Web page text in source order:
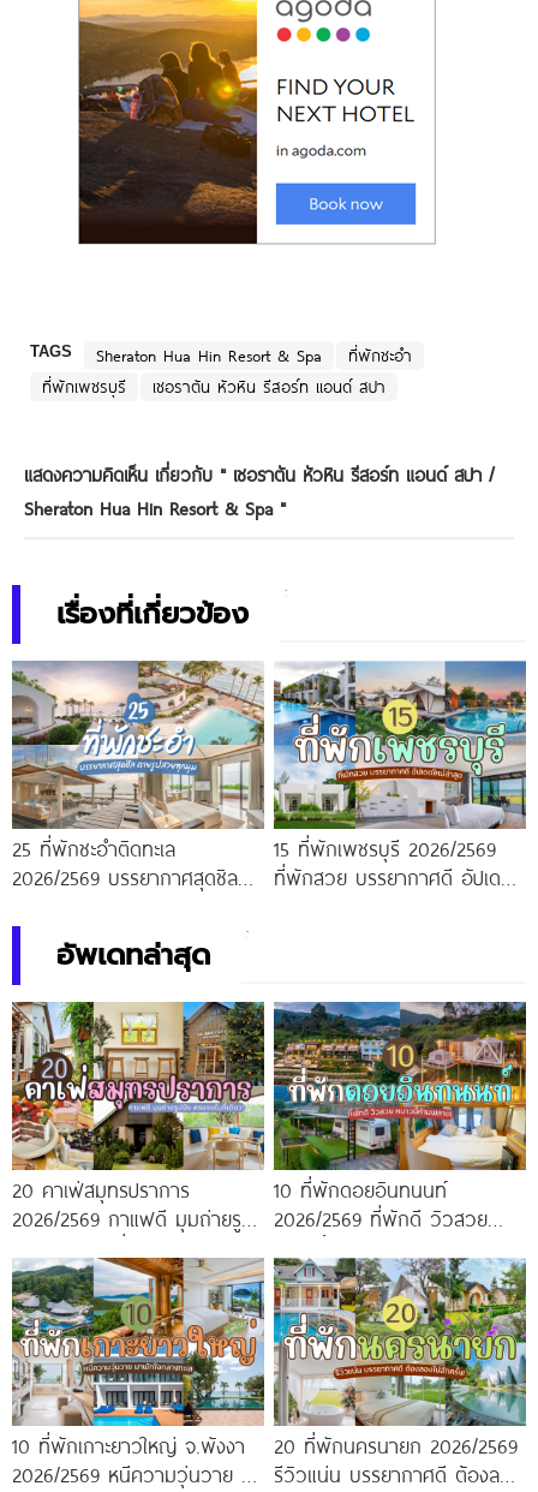
TAGS Sheraton Hua Hin Resort & Spa
ที่พักชะอำ
ที่พักเพชรบุรี
เชอราตัน หัวหิน รีสอร์ท แอนด์ สปา
แสดงความคิดเห็น เกี่ยวกับ " เชอราตัน หัวหิน รีสอร์ท แอนด์ สปา /
Sheraton Hua Hin Resort & Spa"
เรื่องที่เกี่ยวข้อง
25 ที่พักชะอำติดทะเล
2026/2569 บรรยากาศสุดชิล
15 ที่พักเพชรบุรี 2026/2569
ที่พักสวย บรรยากาศดี อัปเดต
อัพเดทล่าสุด
20 คาเฟ่สมุทรปราการ
2026/2569 กาแฟดี มุมถ่ายรูป
10 ที่พักดอยอินทนนท์
2026/2569 ที่พักดี วิวสวย
10 ที่พักเกาะยาวใหญ่ จ.พังงา
2026/2569 หนีความวุ่นวาย มา
20 ที่พักนครนายก 2026/2569
รีวิวแน่น บรรยากาศดี ต้องลอง